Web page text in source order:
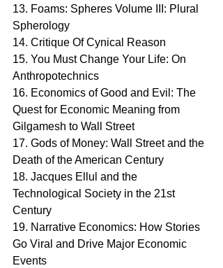
13. Foams: Spheres Volume III: Plural
Spherology
14. Critique Of Cynical Reason
15. You Must Change Your Life: On
Anthropotechnics
16. Economics of Good and Evil: The
Quest for Economic Meaning from
Gilgamesh to Wall Street
17. Gods of Money: Wall Street and the
Death of the American Century
18. Jacques Ellul and the
Technological Society in the 21st
Century
19. Narrative Economics: How Stories
Go Viral and Drive Major Economic
Events